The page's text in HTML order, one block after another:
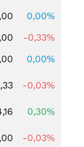
0,00%
-0,33%
0,00%
-0,03%
0,30%
-0,03%